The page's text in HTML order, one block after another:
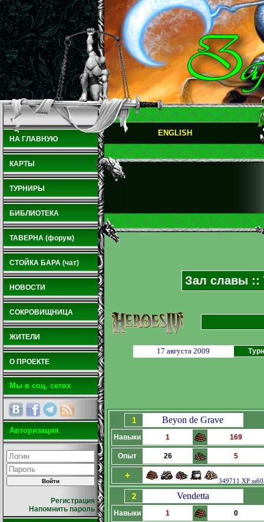
НА ГЛАВНУЮ
КАРТЫ
ТУРНИРЫ
БИБЛИОТЕКА
ТАВЕРНА (форум)
СТОЙКА БАРА (чат)
НОВОСТИ
СОКРОВИЩНИЦА
ЖИТЕЛИ
О ПРОЕКТЕ
Мы в соц. сетях
Авторизация
Регистрация
Напомнить пароль
ENGLISH
Зал славы ::
17 августа 2009
1 Beyon de Grave
Навыки 1 169
Опыт 26 5
+
349711 XP
2 Vendetta
Навыки 1 0